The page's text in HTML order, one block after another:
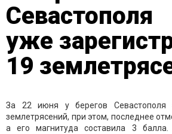
Севастополя
уже
19
За 22 июня у берегов Севастополя
землетрясений, при этом, последнее
а его магнитуда составила 3